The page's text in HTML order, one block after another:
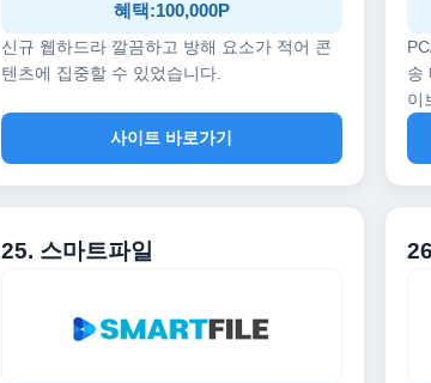
혜택:100,000P
신규 웹하드라 깔끔하고 방해 요소가 적어 콘
텐츠에 집중할 수 있었습니다.
사이트 바로가기
송
이
25. 스마트파일